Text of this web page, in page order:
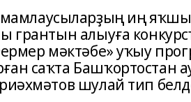
иң яҡшы
грантын алыуға
мәктәбе» уҡыу
саҡта Башҡортостан
шулай тип